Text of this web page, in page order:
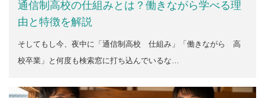
通信制高校の仕組みとは？働きながら学べる理
由と特徴を解説
そしてもし今、夜中に「通信制高校 仕組み」「働きながら 高
校卒業」と何度も検索窓に打ち込んでいるな…